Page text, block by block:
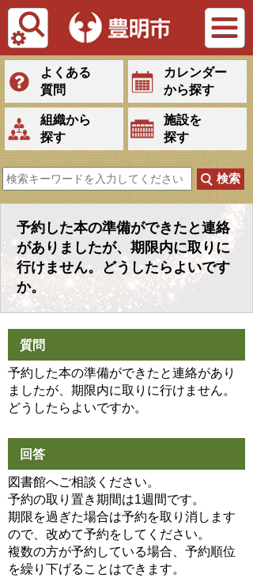
Tiếng Việt
よくある
質問
カレンダー
から探す
組織から
探す
施設を
探す
予約した本の準備ができたと連絡
がありましたが、期限内に取りに
行けません。どうしたらよいです
か。
質問
予約した本の準備ができたと連絡があり
ましたが、期限内に取りに行けません。
どうしたらよいですか。
回答
図書館へご相談ください。
予約の取り置き期間は1週間です。
期限を過ぎた場合は予約を取り消します
ので、改めて予約をしてください。
複数の方が予約している場合、予約順位
を繰り下げることはできます。